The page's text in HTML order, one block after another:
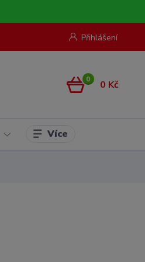
Přihlášení
0 0 Kč
Více